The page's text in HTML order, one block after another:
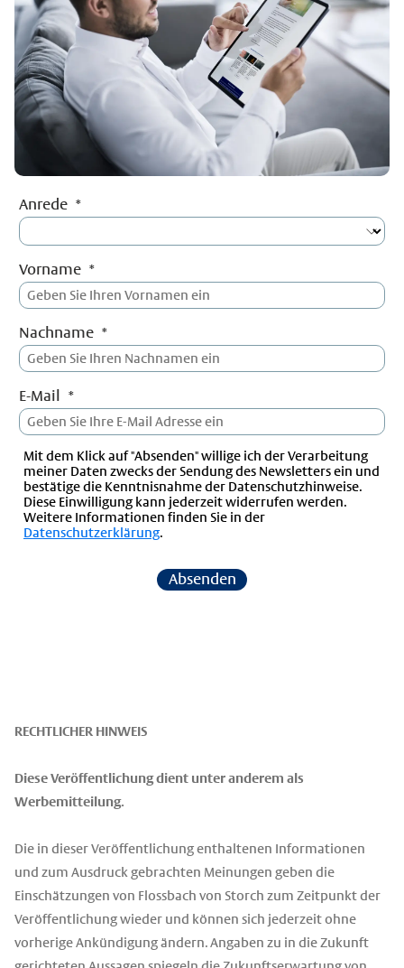
Anrede
Vorname
Nachname
E-Mail
Mit dem Klick auf "Absenden" willige ich der Verarbeitung
meiner Daten zwecks der Sendung des Newsletters ein und
bestätige die Kenntnisnahme der Datenschutzhinweise.
Diese Einwilligung kann jederzeit widerrufen werden.
Weitere Informationen finden Sie in der
Datenschutzerklärung.
Absenden
RECHTLICHER HINWEIS
Diese Veröffentlichung dient unter anderem als
Werbemitteilung.
Die in dieser Veröffentlichung enthaltenen Informationen
und zum Ausdruck gebrachten Meinungen geben die
Einschätzungen von Flossbach von Storch zum Zeitpunkt der
Veröffentlichung wieder und können sich jederzeit ohne
vorherige Ankündigung ändern. Angaben zu in die Zukunft